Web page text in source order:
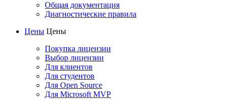
Общая документация
Диагностические правила
Цены Цены
Покупка лицензии
Выбор лицензии
Для клиентов
Для студентов
Для Open Source
Для Microsoft MVP